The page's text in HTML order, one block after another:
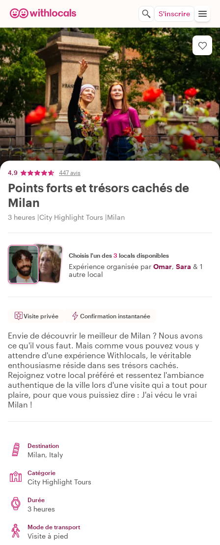
S'inscrire
4,9 447 avis
Points forts et trésors cachés de
Milan
3 heures City Highlight Tours Milan
Choisis l'un des 3 locals disponibles
Expérience organisée par Omar, Sara & 1
autre local
Visite privée Confirmation instantanée
Envie de découvrir le meilleur de Milan ? Nous avons
ce qu'il vous faut. Mais comme vous pouvez vous y
attendre d'une expérience Withlocals, le véritable
enthousiasme réside dans ses trésors cachés.
Rejoignez votre local préféré et ressentez l'ambiance
authentique de la ville lors d'une visite qui a tout pour
plaire, pour que vous puissiez dire : J'ai vécu le vrai
Milan !
Destination
Milan, Italy
Catégorie
City Highlight Tours
Durée
3 heures
Mode de transport
Visite à pied